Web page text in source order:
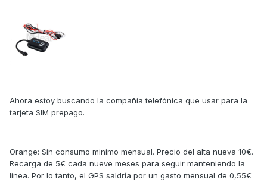
Ahora estoy buscando la compañia telefónica que usar para la
tarjeta SIM prepago.
Orange: Sin consumo minimo mensual. Precio del alta nueva 10€.
Recarga de 5€ cada nueve meses para seguir manteniendo la
linea. Por lo tanto, el GPS saldría por un gasto mensual de 0,55€